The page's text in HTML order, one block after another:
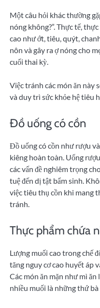
Một câu hỏi khác thường
nóng không?”. Thực tế,
cao như ớt, tiêu, quýt,
nôn và gây ra ợ nóng cho
cuối thai kỳ.
Việc tránh các món ăn này
và duy trì sức khỏe hệ tiêu
Đồ uống có cồn
Đồ uống có cồn như rượu
kiêng hoàn toàn. Uống
các vấn đề nghiêm trọng
tuệ đến dị tật bẩm sinh.
việc tiêu thụ cồn khi mang
tránh.
Thực phẩm chứa
Lượng muối cao trong chế
tăng nguy cơ cao huyết áp
Các món ăn mặn như mì ăn
nhiều muối là những thứ bà